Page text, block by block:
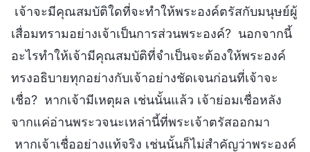
เจ้าจะมีคุณสมบัติใดที่จะทำให้พระองค์ตรัสกับมนุษย์ผู้
เสื่อมทรามอย่างเจ้าเป็นการส่วนพระองค์? นอกจากนี้
อะไรทำให้เจ้ามีคุณสมบัติที่จำเป็นจะต้องให้พระองค์
ทรงอธิบายทุกอย่างกับเจ้าอย่างชัดเจนก่อนที่เจ้าจะ
เชื่อ? หากเจ้ามีเหตุผล เช่นนั้นแล้ว เจ้าย่อมเชื่อหลัง
จากแค่อ่านพระวจนะเหล่านี้ที่พระเจ้าตรัสออกมา
หากเจ้าเชื่ออย่างแท้จริง เช่นนั้นก็ไม่สำคัญว่าพระองค์